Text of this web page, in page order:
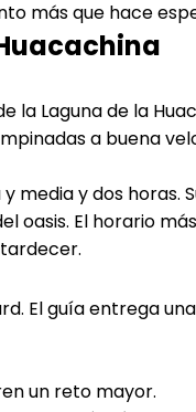
más que hace
la Laguna de la
a buena
media y dos horas.
oasis. El horario
El guía entrega
un reto mayor.